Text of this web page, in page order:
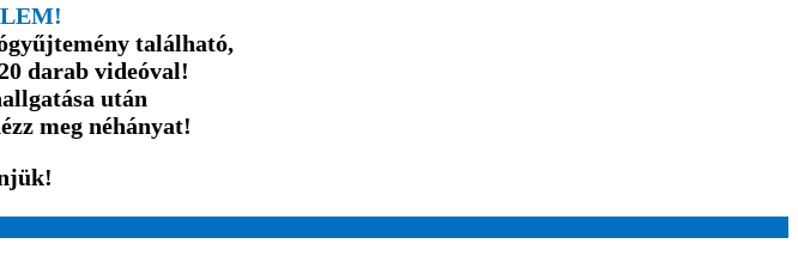
található,
darab videóval!
után
meg néhányat!